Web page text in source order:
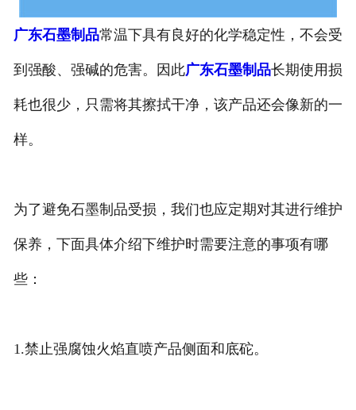
广东石墨制品常温下具有良好的化学稳定性，不会受
到强酸、强碱的危害。因此广东石墨制品长期使用损
耗也很少，只需将其擦拭干净，该产品还会像新的一
样。
为了避免石墨制品受损，我们也应定期对其进行维护
保养，下面具体介绍下维护时需要注意的事项有哪
些：
1.禁止强腐蚀火焰直喷产品侧面和底砣。